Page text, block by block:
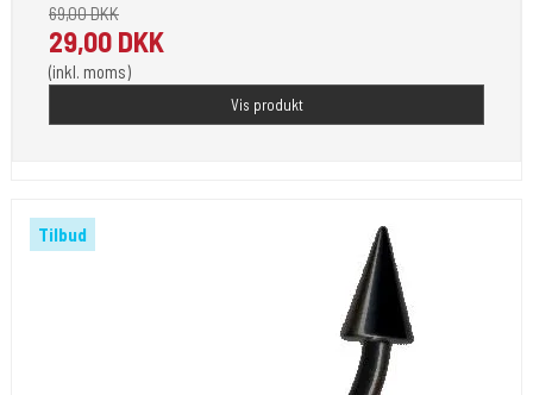
69,00 DKK
29,00 DKK
(inkl. moms)
Vis produkt
Tilbud